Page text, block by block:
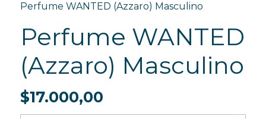
Perfume WANTED (Azzaro) Masculino
Perfume WANTED
(Azzaro) Masculino
$17.000,00